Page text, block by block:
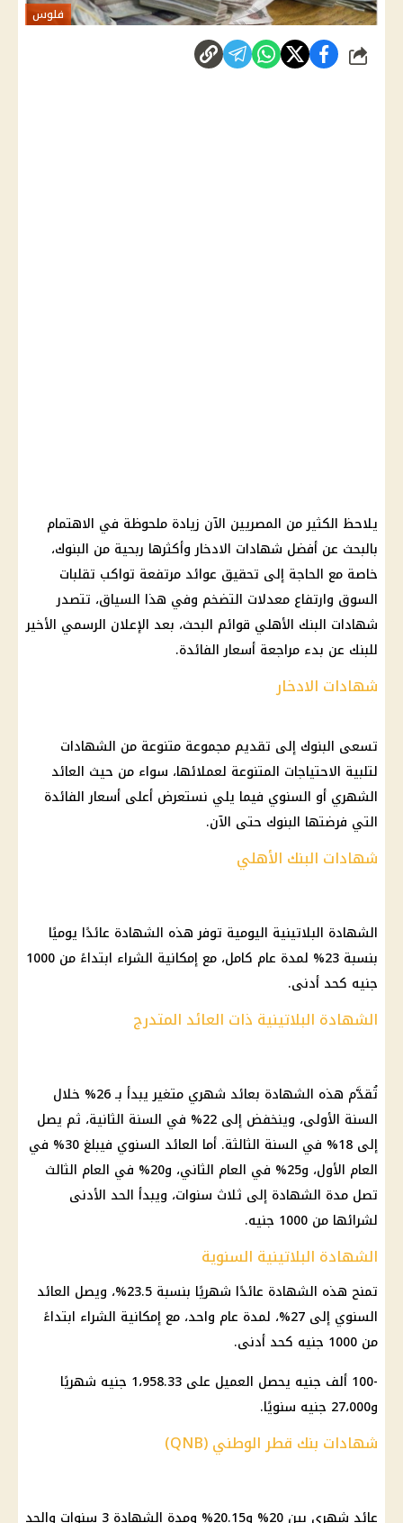
فلوس
شارك
يلاحظ الكثير من المصريين الآن زيادة ملحوظة في الاهتمام
بالبحث عن أفضل شهادات الادخار وأكثرها ربحية من البنوك،
خاصة مع الحاجة إلى تحقيق عوائد مرتفعة تواكب تقلبات
السوق وارتفاع معدلات التضخم وفي هذا السياق، تتصدر
شهادات البنك الأهلي قوائم البحث، بعد الإعلان الرسمي الأخير
للبنك عن بدء مراجعة أسعار الفائدة.
شهادات الادخار
تسعى البنوك إلى تقديم مجموعة متنوعة من الشهادات
لتلبية الاحتياجات المتنوعة لعملائها، سواء من حيث العائد
الشهري أو السنوي فيما يلي نستعرض أعلى أسعار الفائدة
التي فرضتها البنوك حتى الآن.
شهادات البنك الأهلي
الشهادة البلاتينية اليومية توفر هذه الشهادة عائدًا يوميًا
بنسبة 23% لمدة عام كامل، مع إمكانية الشراء ابتداءً من 1000
جنيه كحد أدنى.
الشهادة البلاتينية ذات العائد المتدرج
تُقدَّم هذه الشهادة بعائد شهري متغير يبدأ بـ 26% خلال
السنة الأولى، وينخفض إلى 22% في السنة الثانية، ثم يصل
إلى 18% في السنة الثالثة. أما العائد السنوي فيبلغ 30% في
العام الأول، و25% في العام الثاني، و20% في العام الثالث
تصل مدة الشهادة إلى ثلاث سنوات، ويبدأ الحد الأدنى
لشرائها من 1000 جنيه.
الشهادة البلاتينية السنوية
تمنح هذه الشهادة عائدًا شهريًا بنسبة 23.5%، ويصل العائد
السنوي إلى 27%، لمدة عام واحد، مع إمكانية الشراء ابتداءً
من 1000 جنيه كحد أدنى.
-100 ألف جنيه يحصل العميل على 1،958.33 جنيه شهريًا
و27،000 جنيه سنويًا.
شهادات بنك قطر الوطني (QNB)
عائد شهري بين 20% و20.15% ومدة الشهادة 3 سنوات والحد